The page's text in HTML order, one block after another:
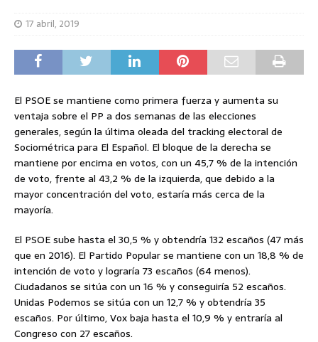
17 abril, 2019
El PSOE se mantiene como primera fuerza y aumenta su
ventaja sobre el PP a dos semanas de las elecciones
generales, según la última oleada del tracking electoral de
Sociométrica para El Español. El bloque de la derecha se
mantiene por encima en votos, con un 45,7 % de la intención
de voto, frente al 43,2 % de la izquierda, que debido a la
mayor concentración del voto, estaría más cerca de la
mayoría.
El PSOE sube hasta el 30,5 % y obtendría 132 escaños (47 más
que en 2016). El Partido Popular se mantiene con un 18,8 % de
intención de voto y lograría 73 escaños (64 menos).
Ciudadanos se sitúa con un 16 % y conseguiría 52 escaños.
Unidas Podemos se sitúa con un 12,7 % y obtendría 35
escaños. Por último, Vox baja hasta el 10,9 % y entraría al
Congreso con 27 escaños.